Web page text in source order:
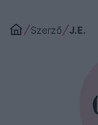
Szerző J.E.